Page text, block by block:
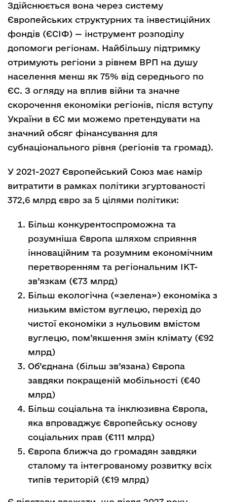
Здійснюється вона через систему
Європейських структурних та інвестиційних
фондів (ЄСІФ) — інструмент розподілу
допомоги регіонам. Найбільшу підтримку
отримують регіони з рівнем ВРП на душу
населення менш як 75% від середнього по
ЄС. З огляду на вплив війни та значне
скорочення економіки регіонів, після вступу
України в ЄС ми можемо претендувати на
значний обсяг фінансування для
субнаціонального рівня (регіонів та громад).
У 2021-2027 Європейський Союз має намір
витратити в рамках політики згуртованості
372,6 млрд євро за 5 цілями політики:
Більш конкурентоспроможна та
розумніша Європа шляхом сприяння
інноваційним та розумним економічним
перетворенням та регіональним ІКТ-
зв’язкам (€73 млрд)
Більш екологічна («зелена») економіка з
низьким вмістом вуглецю, перехід до
чистої економіки з нульовим вмістом
вуглецю, пом’якшення змін клімату (€92
млрд)
Об’єднана (більш зв’язана) Європа
завдяки покращеній мобільності (€40
млрд)
Більш соціальна та інклюзивна Європа,
яка впроваджує Європейську основу
соціальних прав (€111 млрд)
Європа ближча до громадян завдяки
сталому та інтегрованому розвитку всіх
типів територій (€19 млрд)